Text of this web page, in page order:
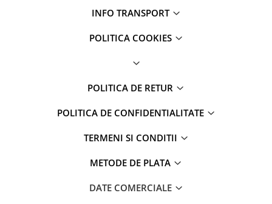
INFO TRANSPORT
POLITICA COOKIES
POLITICA DE RETUR
POLITICA DE CONFIDENTIALITATE
TERMENI SI CONDITII
METODE DE PLATA
DATE COMERCIALE